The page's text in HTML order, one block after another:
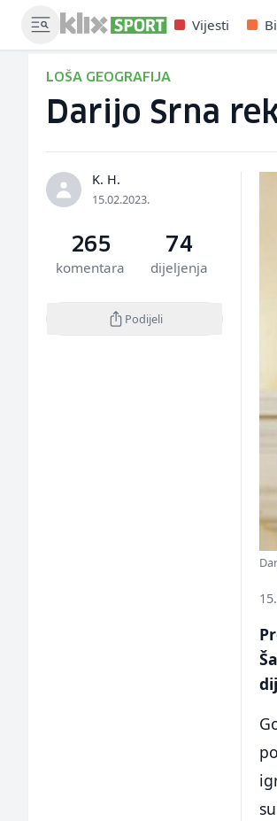
Vijesti
LOŠA GEOGRAFIJA
Darijo Srna
K. H.
15.02.2023.
265
komentara
74
dijeljenja
Podijeli